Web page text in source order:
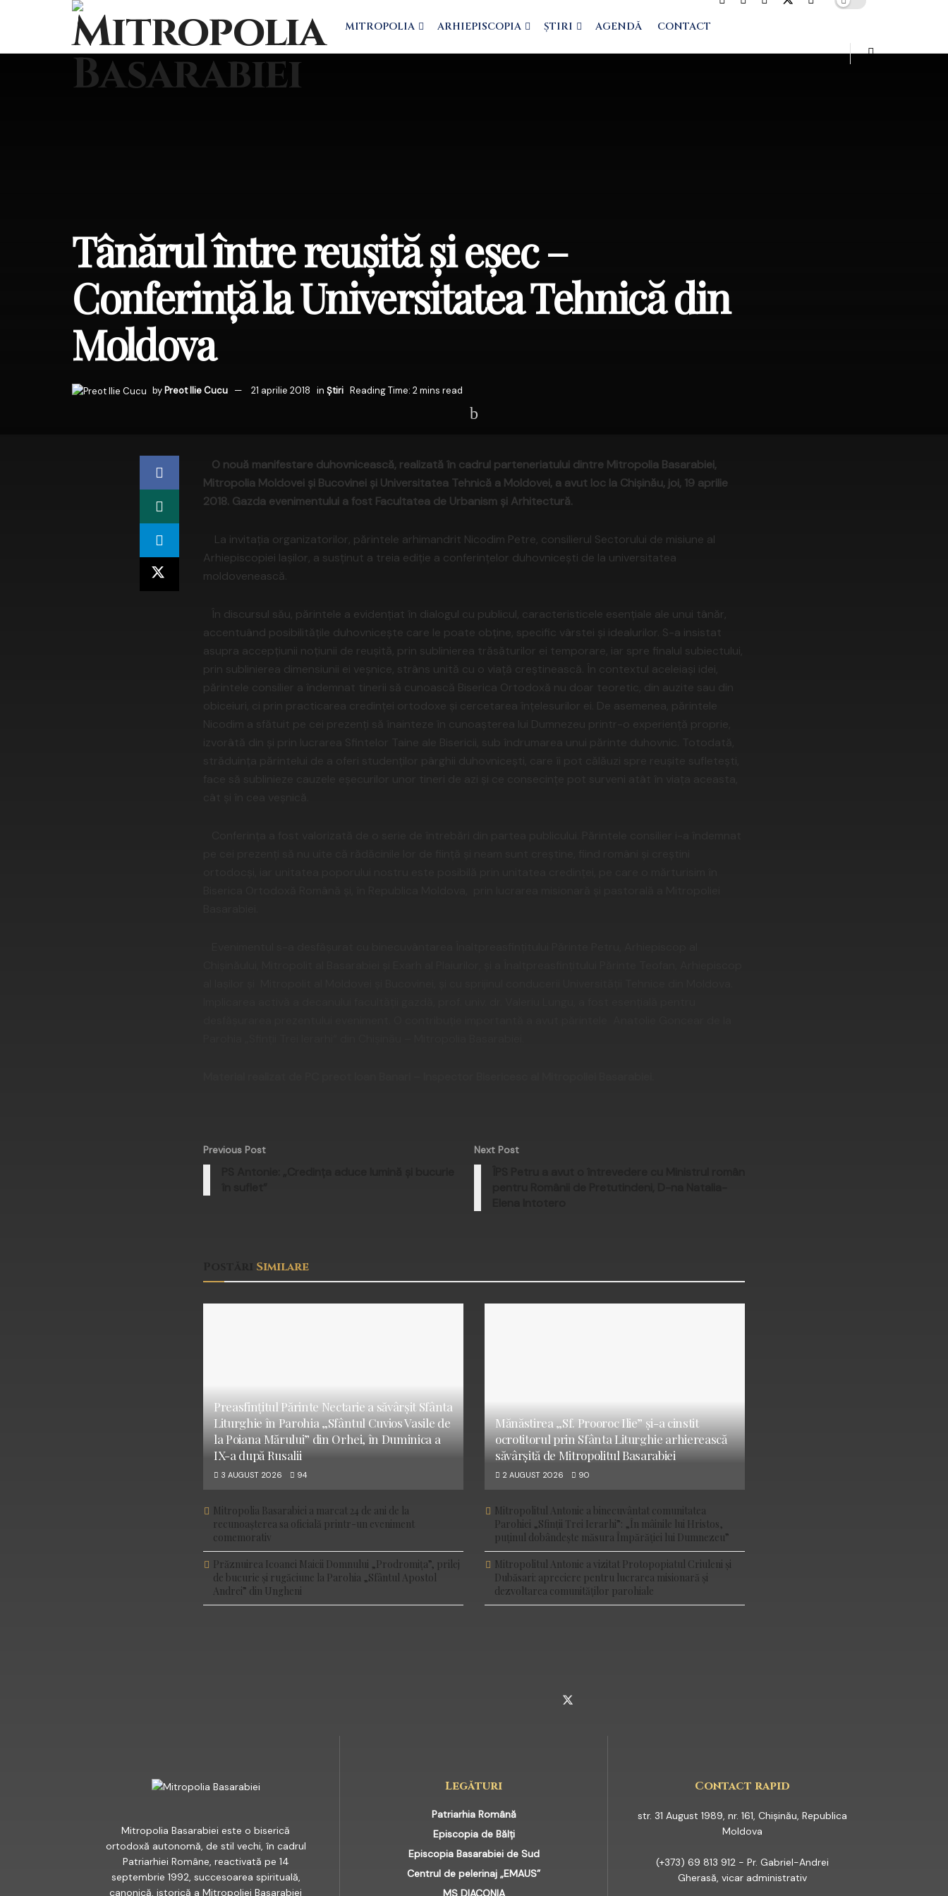
MITROPOLIA ARHIEPISCOPIA ȘTIRI AGENDĂ CONTACT
Tânărul între reușită și eșec –
Conferință la Universitatea Tehnică din
Moldova
by Preot Ilie Cucu 21 aprilie 2018 in Știri Reading Time: 2 mins read
O nouă manifestare duhovnicească, realizată în cadrul parteneriatului dintre Mitropolia Basarabiei,
Mitropolia Moldovei şi Bucovinei şi Universitatea Tehnică a Moldovei, a avut loc la Chișinău, joi, 19 aprilie
2018. Gazda evenimentului a fost Facultatea de Urbanism și Arhitectură.
La invitația organizatorilor, părintele arhimandrit Nicodim Petre, consilierul Sectorului de misiune al
Arhiepiscopiei Iașilor, a susținut a treia ediție a conferințelor duhovnicești de la universitatea
moldovenească.
În discursul său, părintele a evidențiat în dialogul cu publicul, caracteristicele esențiale ale unui tânăr,
accentuând posibilitățile duhovnicește care le poate obține, specific vârstei și idealurilor. S-a insistat
asupra accepțiunii noțiunii de reușită, prin sublinierea trăsăturilor ei temporare, iar spre finalul subiectului,
prin sublinierea dimensiunii ei veșnice, strâns unită cu o viață creștinească. În contextul aceleiași idei,
părintele consilier a îndemnat tinerii să cunoască Biserica Ortodoxă nu doar teoretic, din auzite sau din
obiceiuri, ci prin practicarea credinței ortodoxe și cercetarea înțelesurilor ei. De asemenea, părintele
Previous Post Next Post
Similare
Preasfințitul Părinte Nectarie a săvârșit Sfânta
Liturghie în Parohia „Sfântul Cuvios Vasile de
la Poiana Mărului” din Orhei, în Duminica a
IX-a după Rusalii
3 AUGUST 2026 94
Mănăstirea „Sf. Prooroc Ilie” și-a cinstit
ocrotitorul prin Sfânta Liturghie arhierească
săvârșită de Mitropolitul Basarabiei
2 AUGUST 2026 90
Mitropolia Basarabiei a marcat 24 de ani de la
recunoașterea sa oficială printr-un eveniment
comemorativ
Mitropolitul Antonie a binecuvântat comunitatea
Parohiei „Sfinții Trei Ierarhi”: „În mâinile lui Hristos,
puținul dobândește măsura Împărăției lui Dumnezeu”
Prăznuirea Icoanei Maicii Domnului „Prodromița”, prilej
de bucurie și rugăciune la Parohia „Sfântul Apostol
Andrei” din Ungheni
Mitropolitul Antonie a vizitat Protopopiatul Criuleni și
Dubăsari: apreciere pentru lucrarea misionară și
dezvoltarea comunităților parohiale
Mitropolia Basarabiei este o biserică
ortodoxă autonomă, de stil vechi, în cadrul
Patriarhiei Române, reactivată pe 14
septembrie 1992, succesoarea spirituală,
canonică, istorică a Mitropoliei Basarabiei
Legături
Patriarhia Română
Episcopia de Bălți
Episcopia Basarabiei de Sud
Centrul de pelerinaj „EMAUS”
MS DIACONIA
Contact rapid
str. 31 August 1989, nr. 161, Chișinău, Republica
Moldova
(+373) 69 813 912 - Pr. Gabriel-Andrei
Gherasă, vicar administrativ